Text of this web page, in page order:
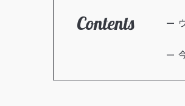
Contents